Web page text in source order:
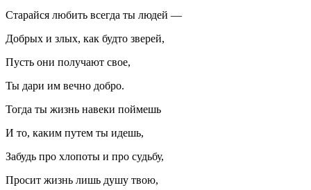
Старайся любить всегда ты людей —
Добрых и злых, как будто зверей,
Пусть они получают свое,
Ты дари им вечно добро.
Тогда ты жизнь навеки поймешь
И то, каким путем ты идешь,
Забудь про хлопоты и про судьбу,
Просит жизнь лишь душу твою,